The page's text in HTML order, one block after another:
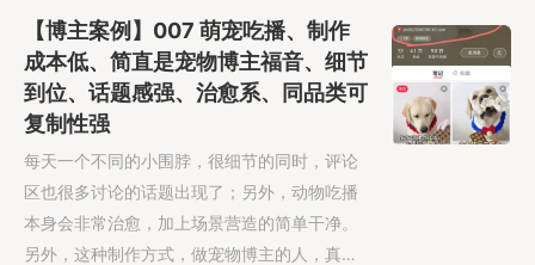
【博主案例】007 萌宠吃播、制作
成本低、简直是宠物博主福音、细节
到位、话题感强、治愈系、同品类可
复制性强
每天一个不同的小围脖，很细节的同时，评论
区也很多讨论的话题出现了；另外，动物吃播
本身会非常治愈，加上场景营造的简单干净。
另外，这种制作方式，做宠物博主的人，真的